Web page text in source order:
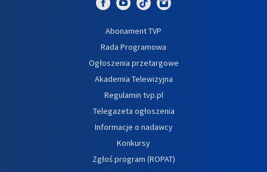
Abonament TVP
Rada Programowa
Ogłoszenia przetargowe
Akademia Telewizyjna
Regulamin tvp.pl
Telegazeta ogłoszenia
Informacje o nadawcy
Konkursy
Zgłoś program (ROPAT)